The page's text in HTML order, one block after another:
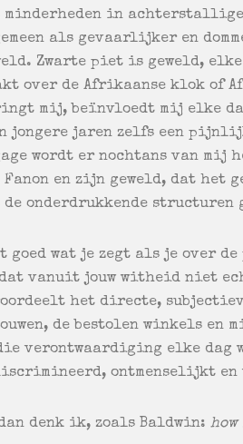
minderheden in achterstallige
als gevaarlijker en
Zwarte piet is geweld,
over de Afrikaanse klok of
mij, beïnvloedt mij elke
jongere jaren zelfs een
wordt er nochtans van
Fanon en zijn geweld, dat het
de onderdrukkende
goed wat je zegt als je over
vanuit jouw witheid niet
het directe,
de bestolen winkels en
verontwaardiging elke dag
ontmenselijkt en
denk ik, zoals Baldwin: how